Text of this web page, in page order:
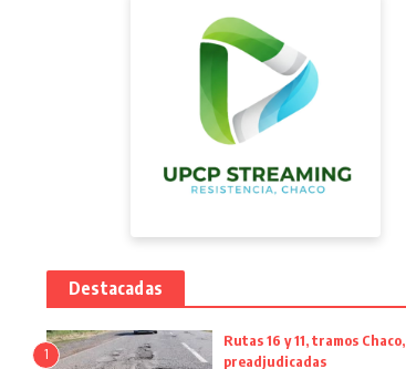
Destacadas
1
Rutas 16 y 11, tramos Chaco,
preadjudicadas